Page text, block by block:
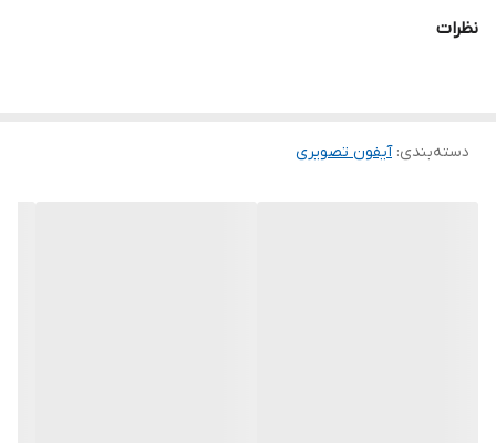
نظرات
دسته‌بندی:آیفون تصویری